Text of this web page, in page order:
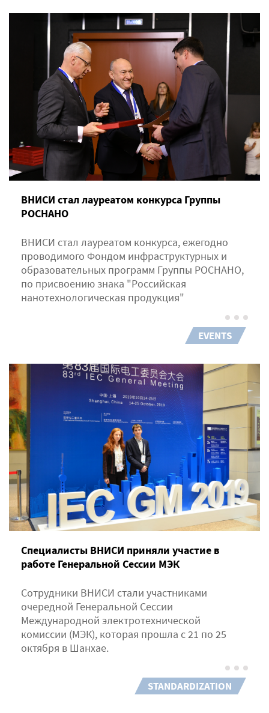
ВНИСИ стал лауреатом конкурса Группы
РОСНАНО
ВНИСИ стал лауреатом конкурса, ежегодно
проводимого Фондом инфраструктурных и
образовательных программ Группы РОСНАНО,
по присвоению знака "Российская
нанотехнологическая продукция"
EVENTS
Специалисты ВНИСИ приняли участие в
работе Генеральной Сессии МЭК
Сотрудники ВНИСИ стали участниками
очередной Генеральной Сессии
Международной электротехнической
комиссии (МЭК), которая прошла с 21 по 25
октября в Шанхае.
STANDARDIZATION